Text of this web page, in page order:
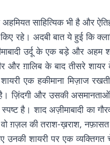
साहित्यिक भी है और
रहे। अदबी बात ये हुई कि
उर्दू के एक बड़े और अहम
और ग़ालिब के बाद तीसरे
एक हकीमाना मिज़ाज
ज़िंदगी और उसकी
है। शाद अज़ीमाबादी का
ग़ज़ल की तराश-ख़राश, नफ़ासत
उनकी शायरी पर एक